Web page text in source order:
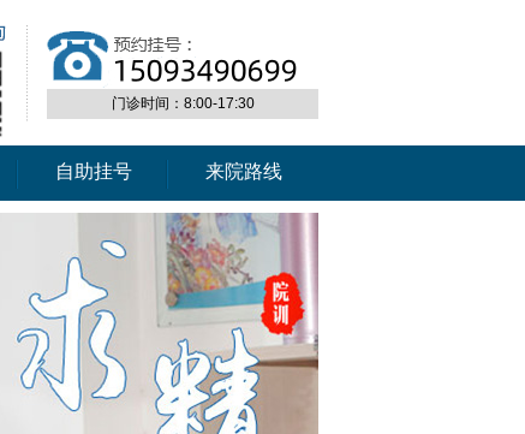
门诊时间：8:00-17:30
自助挂号 来院路线